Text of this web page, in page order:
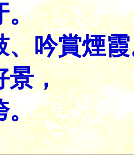
。
、吟賞煙
景，
。